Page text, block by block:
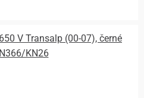
V Transalp (00-07), černé
KN26